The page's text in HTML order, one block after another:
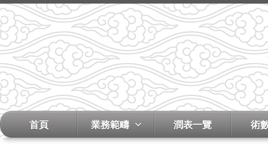
首頁 業務範疇 潤表一覽 術